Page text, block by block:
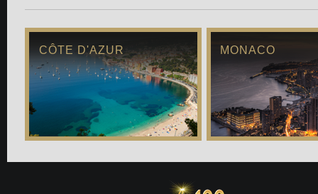
CÔTE D'AZUR MONACO